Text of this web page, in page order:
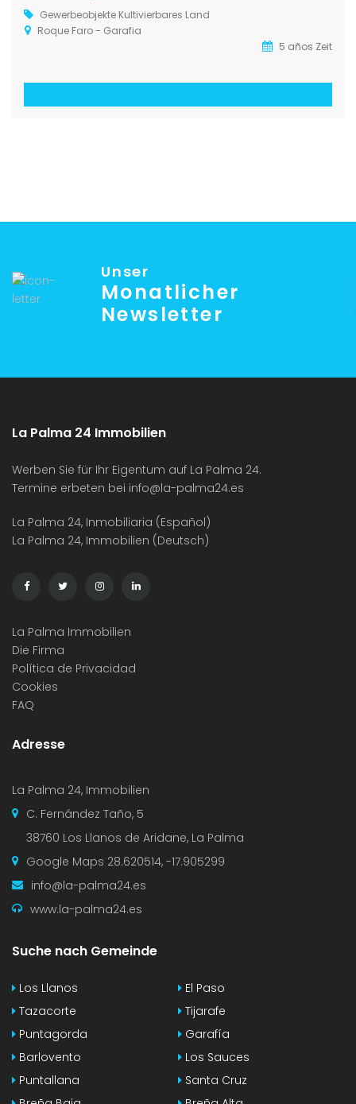
Gewerbeobjekte Kultivierbares Land
Roque Faro - Garafia
5 años Zeit
Unser
Monatlicher
Newsletter
La Palma 24 Immobilien
Werben Sie für Ihr Eigentum auf La Palma 24.
Termine erbeten bei info@la-palma24.es
La Palma 24, Inmobiliaria (Español)
La Palma 24, Immobilien (Deutsch)
La Palma Immobilien
Die Firma
Política de Privacidad
Cookies
FAQ
Adresse
La Palma 24, Immobilien
C. Fernández Taño, 5
38760 Los Llanos de Aridane, La Palma
Google Maps 28.620514, -17.905299
info@la-palma24.es
www.la-palma24.es
Suche nach Gemeinde
Los Llanos
El Paso
Tazacorte
Tijarafe
Puntagorda
Garafía
Barlovento
Los Sauces
Puntallana
Santa Cruz